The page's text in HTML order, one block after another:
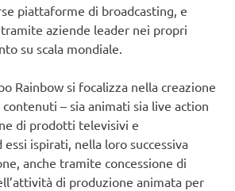
piattaforme di broadcasting, e
aziende leader nei propri
su scala mondiale.
Rainbow si focalizza nella creazione
– sia animati sia live action
di prodotti televisivi e
ispirati, nella loro successiva
anche tramite concessione di
di produzione animata per